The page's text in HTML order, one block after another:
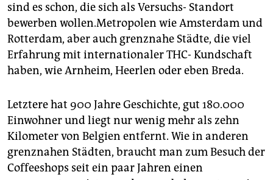
sind es schon, die sich als Versuchs- Standort
bewerben wollen.Metropolen wie Amsterdam und
Rotterdam, aber auch grenznahe Städte, die viel
Erfahrung mit internationaler THC- Kundschaft
haben, wie Arnheim, Heerlen oder eben Breda.
Letztere hat 900 Jahre Geschichte, gut 180.000
Einwohner und liegt nur wenig mehr als zehn
Kilometer von Belgien entfernt. Wie in anderen
grenznahen Städten, braucht man zum Besuch der
Coffeeshops seit ein paar Jahren einen